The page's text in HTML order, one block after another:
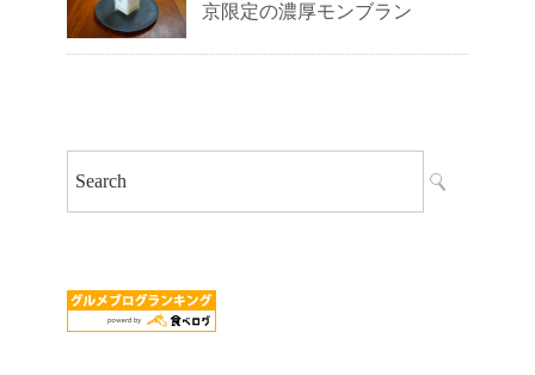
京限定の濃厚モンブラン